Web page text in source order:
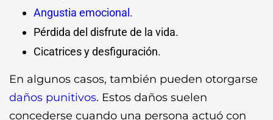
Angustia emocional.
Pérdida del disfrute de la vida.
Cicatrices y desfiguración.
En algunos casos, también pueden otorgarse
daños punitivos. Estos daños suelen
concederse cuando una persona actuó con